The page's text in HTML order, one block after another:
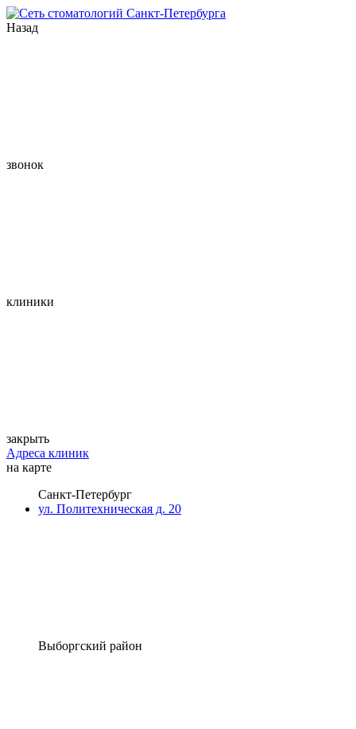
Назад
звонок
клиники
закрыть
Адреса клиник
на карте
Санкт-Петербург
ул. Политехническая д. 20
Выборгский район